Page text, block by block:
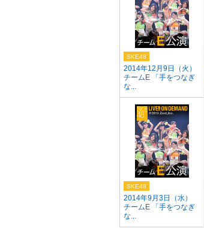
2014年12月9日（火）
チームE 「手をつなぎ
な...
SKE48
2014年9月3日（水）
チームE 「手をつなぎ
な...
SKE48